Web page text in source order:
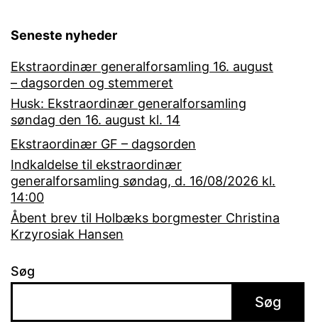
Seneste nyheder
Ekstraordinær generalforsamling 16. august
– dagsorden og stemmeret
Husk: Ekstraordinær generalforsamling
søndag den 16. august kl. 14
Ekstraordinær GF – dagsorden
Indkaldelse til ekstraordinær
generalforsamling søndag, d. 16/08/2026 kl.
14:00
Åbent brev til Holbæks borgmester Christina
Krzyrosiak Hansen
Søg
Søg